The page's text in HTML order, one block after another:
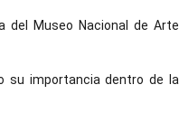
del Museo Nacional de Arte
su importancia dentro de la